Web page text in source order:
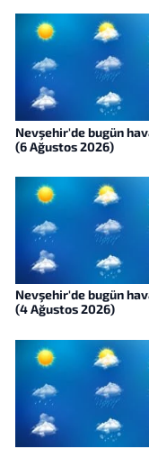
Nevşehir'de bugün
(6 Ağustos 2026)
Nevşehir'de bugün
(4 Ağustos 2026)